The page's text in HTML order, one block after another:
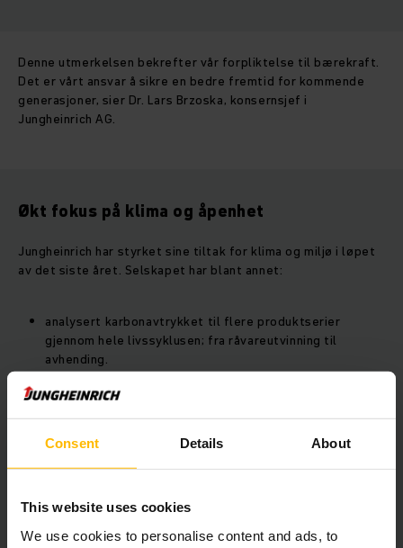
Consent Details About
This website uses cookies
We use cookies to personalise content and ads, to
Denne utmerkelsen bekrefter vår forpliktelse til bærekraft.
Det er vårt ansvar å sikre en bedre fremtid for kommende
generasjoner, sier Dr. Lars Brzoska, konsernsjef i
Jungheinrich AG.
Økt fokus på klima og åpenhet
Jungheinrich har styrket sine tiltak for klima og miljø i løpet
av det siste året. Selskapet har blant annet:
analysert karbonavtrykket til flere produktserier
gjennom hele livssyklusen; fra råvareutvinning til
avhending.
samarbeidspartnere å forstå miljøpåvirkningen.
Fremmer ansvarlig utvinning av litium